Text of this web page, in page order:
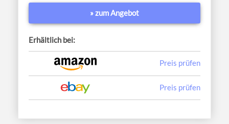
» zum Angebot
Erhältlich bei:
Preis prüfen
Preis prüfen